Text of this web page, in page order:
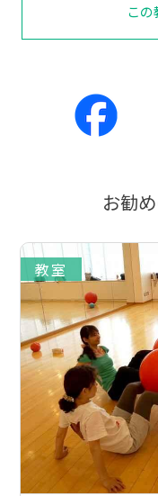
こ
お勧
教室